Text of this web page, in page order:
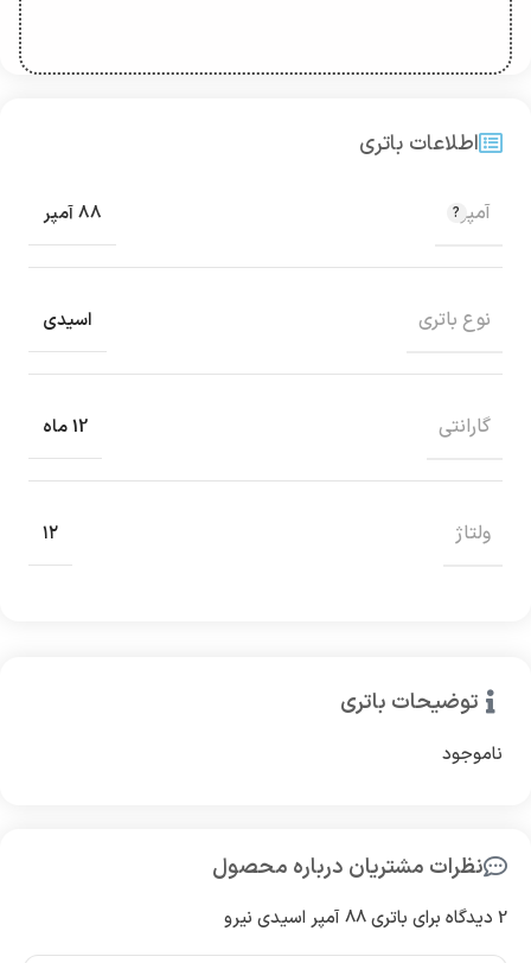
توضیحات باتری
ناموجود
اطلاعات باتری
آمپر 88 آمپر
نوع باتری اسیدی
گارانتی 12 ماه
ولتاژ ۱۲
نظرات مشتریان درباره محصول
2 دیدگاه برای باتری 88 آمپر اسیدی نیرو